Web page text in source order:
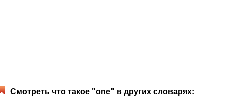
Смотреть что такое "one" в других словарях: